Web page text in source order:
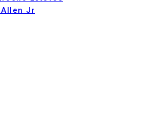
Jr